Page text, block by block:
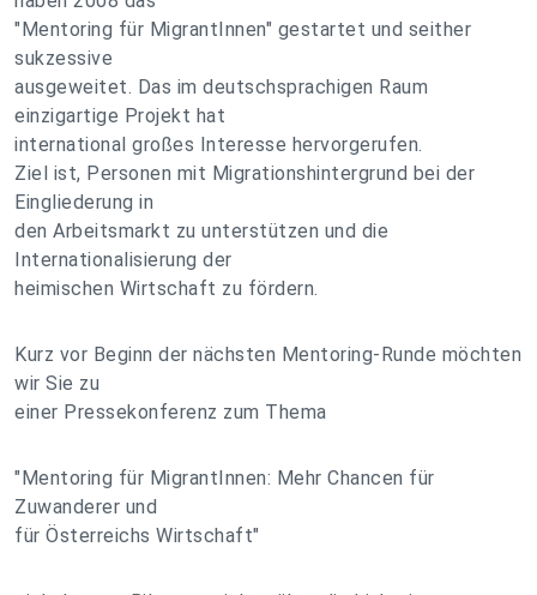
"Mentoring für MigrantInnen" gestartet und seither
sukzessive
ausgeweitet. Das im deutschsprachigen Raum
einzigartige Projekt hat
international großes Interesse hervorgerufen.
Ziel ist, Personen mit Migrationshintergrund bei der
Eingliederung in
den Arbeitsmarkt zu unterstützen und die
Internationalisierung der
heimischen Wirtschaft zu fördern.
Kurz vor Beginn der nächsten Mentoring-Runde möchten
wir Sie zu
einer Pressekonferenz zum Thema
"Mentoring für MigrantInnen: Mehr Chancen für
Zuwanderer und
für Österreichs Wirtschaft"